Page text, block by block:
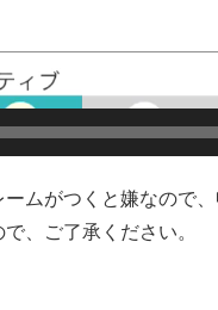
ムがつくと嫌なので、
、ご了承ください。